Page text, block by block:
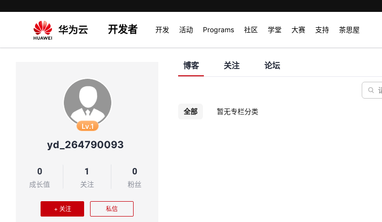
开发者 开发 活动 Programs 社区 学堂 大赛 支持 茶思屋
Lv.1
yd_264790093
0
成长值
1
关注
0
粉丝
+ 关注 私信
博客 关注 论坛
全部 暂无专栏分类